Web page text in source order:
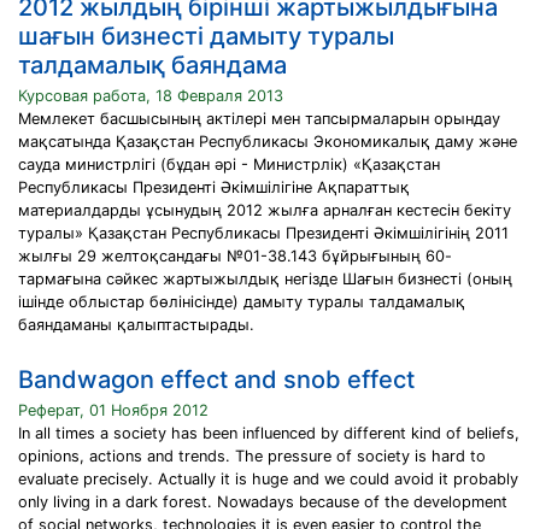
2012 жылдың бірінші жартыжылдығына
шағын бизнесті дамыту туралы
талдамалық баяндама
Курсовая работа, 18 Февраля 2013
Мемлекет басшысының актілері мен тапсырмаларын орындау
мақсатында Қазақстан Республикасы Экономикалық даму және
сауда министрлігі (бұдан әрі - Министрлік) «Қазақстан
Республикасы Президенті Әкімшілігіне Ақпараттық
материалдарды ұсынудың 2012 жылға арналған кестесін бекіту
туралы» Қазақстан Республикасы Президенті Әкімшілігінің 2011
жылғы 29 желтоқсандағы №01-38.143 бұйрығының 60-
тармағына сәйкес жартыжылдық негізде Шағын бизнесті (оның
ішінде облыстар бөлінісінде) дамыту туралы талдамалық
баяндаманы қалыптастырады.
Bandwagon effect and snob effect
Реферат, 01 Ноября 2012
In all times a society has been influenced by different kind of beliefs,
opinions, actions and trends. The pressure of society is hard to
evaluate precisely. Actually it is huge and we could avoid it probably
only living in a dark forest. Nowadays because of the development
of social networks, technologies it is even easier to control the